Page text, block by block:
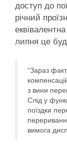
доступ до
річний
липня це
“Зараз
з вини
Слід у
поїздки
вимога